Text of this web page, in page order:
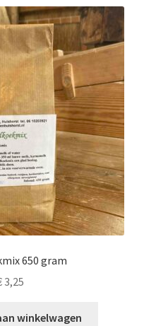
650 gram
3,25
winkelwagen